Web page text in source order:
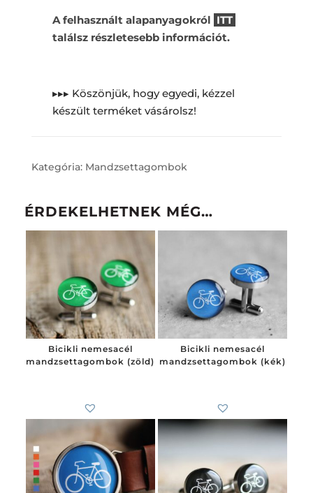
A felhasznált alapanyagokról ITT
találsz részletesebb információt.
▸▸▸ Köszönjük, hogy egyedi, kézzel
készült terméket vásárolsz!
Kategória: Mandzsettagombok
ÉRDEKELHETNEK MÉG…
Bicikli nemesacél
mandzsettagombok (zöld)
Bicikli nemesacél
mandzsettagombok (kék)